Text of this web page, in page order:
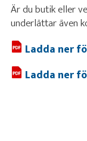
Är du butik eller
underlättar även
Ladda ner
Ladda ner